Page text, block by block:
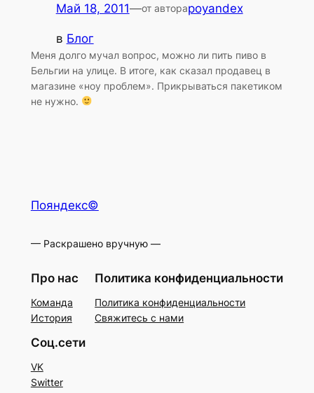
Май 18, 2011—от автораpoyandex
в Блог
Меня долго мучал вопрос, можно ли пить пиво в
Бельгии на улице. В итоге, как сказал продавец в
магазине «ноу проблем». Прикрываться пакетиком
не нужно.
Пояндекс©
— Раскрашено вручную —
Про нас
Команда
История
Политика конфиденциальности
Политика конфиденциальности
Свяжитесь с нами
Соц.сети
VK
Switter